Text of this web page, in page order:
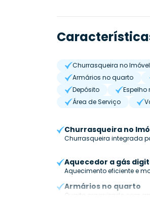
Churrasqueira no Imóvel
Armários no quarto
Depósito
Espelho
Área de Serviço
Churrasqueira no
Churrasqueira integrada
Aquecedor a gás
Aquecimento eficiente e
Armários no quarto
Quarto organizado com